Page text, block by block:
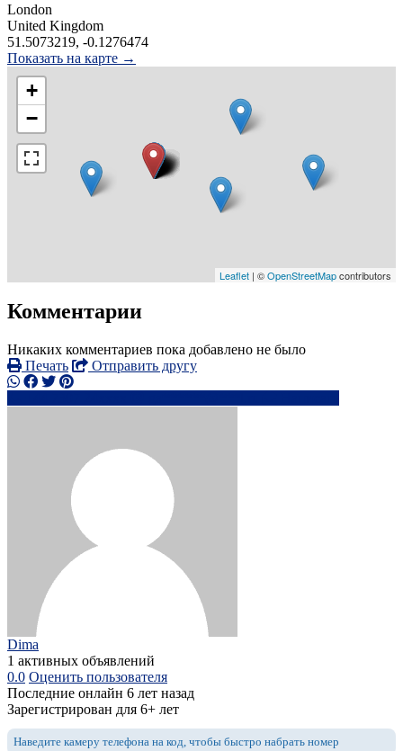
London
United Kingdom
51.5073219, -0.1276474
Показать на карте →
+
−
Leaflet | ©OpenStreetMapcontributors
Комментарии
Никаких комментариев пока добавлено не было
Печать
Отправить другу
Dima
1 активных объявлений
0.0 Оценить пользователя
Последние онлайн 6 лет назад
Зарегистрирован для 6+ лет
Наведите камеру телефона на код, чтобы быстро набрать номер